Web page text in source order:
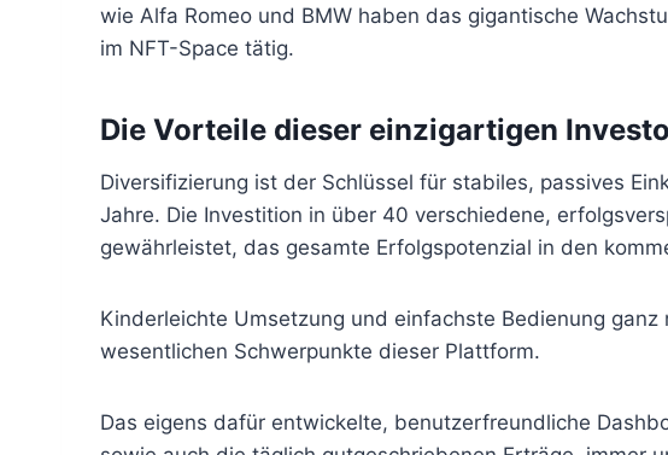
wie Alfa Romeo und BMW haben das gigantische
im NFT-Space tätig.
Die Vorteile dieser einzigartigen
Diversifizierung ist der Schlüssel für stabiles, passives
Jahre. Die Investition in über 40 verschiedene,
gewährleistet, das gesamte Erfolgspotenzial in den
Kinderleichte Umsetzung und einfachste Bedienung
wesentlichen Schwerpunkte dieser Plattform.
Das eigens dafür entwickelte, benutzerfreundliche